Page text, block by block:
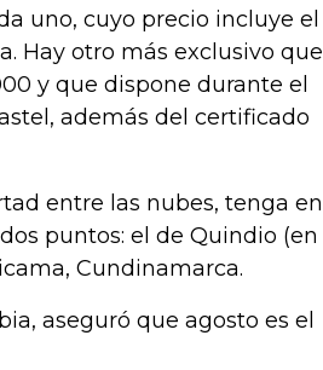
uno, cuyo precio incluye el
Hay otro más exclusivo que
y que dispone durante el
además del certificado
entre las nubes, tenga en
puntos: el de Quindio (en
Cundinamarca.
aseguró que agosto es el